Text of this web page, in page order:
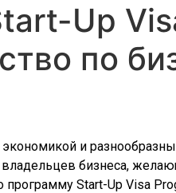
Up
по
и
бизнеса,
Start-Up Visa